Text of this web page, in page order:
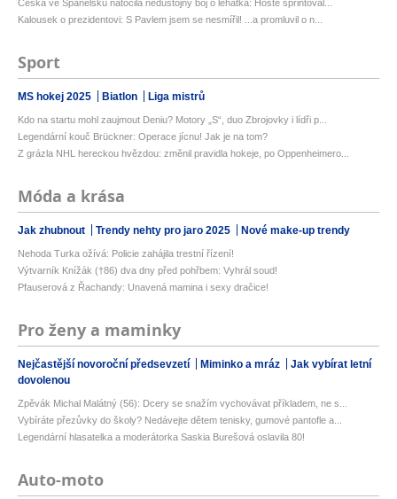
Češka ve Španělsku natočila nedůstojný boj o lehátka: Hosté sprintoval...
Kalousek o prezidentovi: S Pavlem jsem se nesmířil! ...a promluvil o n...
Sport
MS hokej 2025 Biatlon Liga mistrů
Kdo na startu mohl zaujmout Deniu? Motory „S“, duo Zbrojovky i lídři p...
Legendární kouč Brückner: Operace jícnu! Jak je na tom?
Z grázla NHL hereckou hvězdou: změnil pravidla hokeje, po Oppenheimero...
Móda a krása
Jak zhubnout Trendy nehty pro jaro 2025 Nové make-up trendy
Nehoda Turka ožívá: Policie zahájila trestní řízení!
Výtvarník Knížák (†86) dva dny před pohřbem: Vyhrál soud!
Pfauserová z Řachandy: Unavená mamina i sexy dračice!
Pro ženy a maminky
Nejčastější novoroční předsevzetí Miminko a mráz
Jak vybírat letní
dovolenou
Zpěvák Michal Malátný (56): Dcery se snažím vychovávat příkladem, ne s...
Vybíráte přezůvky do školy? Nedávejte dětem tenisky, gumové pantofle a...
Legendární hlasatelka a moderátorka Saskia Burešová oslavila 80!
Auto-moto